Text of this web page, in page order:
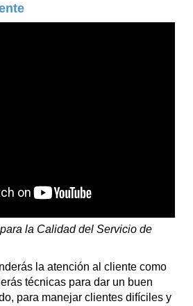
la Calidad del Servicio de
la atención al cliente como
técnicas para dar un buen
para manejar clientes difíciles y